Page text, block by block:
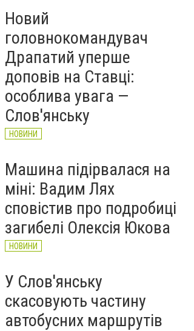
Новий
головнокомандувач
Драпатий уперше
доповів на Ставці:
особлива увага —
Слов'янську
НОВИНИ
Машина підірвалася на
міні: Вадим Лях
сповістив про подробиці
загибелі Олексія Юкова
НОВИНИ
У Слов'янську
скасовують частину
автобусних маршрутів